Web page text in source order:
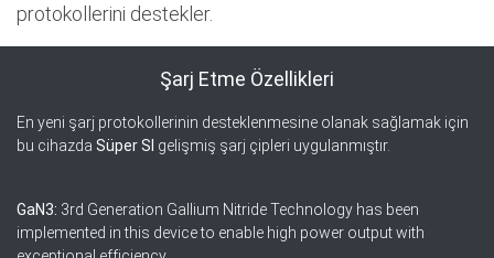
protokollerini destekler.
Şarj Etme Özellikleri
En yeni şarj protokollerinin desteklenmesine olanak sağlamak için
bu cihazda Süper SI gelişmiş şarj çipleri uygulanmıştır.
GaN3: 3rd Generation Gallium Nitride Technology has been
implemented in this device to enable high power output with